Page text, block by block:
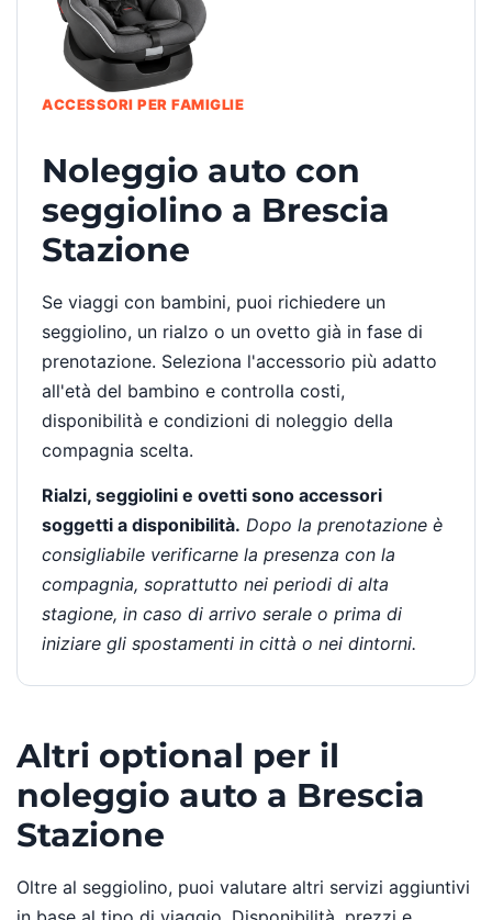
ACCESSORI PER FAMIGLIE
Noleggio auto con
seggiolino a Brescia
Stazione
Se viaggi con bambini, puoi richiedere un
seggiolino, un rialzo o un ovetto già in fase di
prenotazione. Seleziona l'accessorio più adatto
all'età del bambino e controlla costi,
disponibilità e condizioni di noleggio della
compagnia scelta.
Rialzi, seggiolini e ovetti sono accessori
soggetti a disponibilità. Dopo la prenotazione è
consigliabile verificarne la presenza con la
compagnia, soprattutto nei periodi di alta
stagione, in caso di arrivo serale o prima di
iniziare gli spostamenti in città o nei dintorni.
Altri optional per il
noleggio auto a Brescia
Stazione
Oltre al seggiolino, puoi valutare altri servizi aggiuntivi